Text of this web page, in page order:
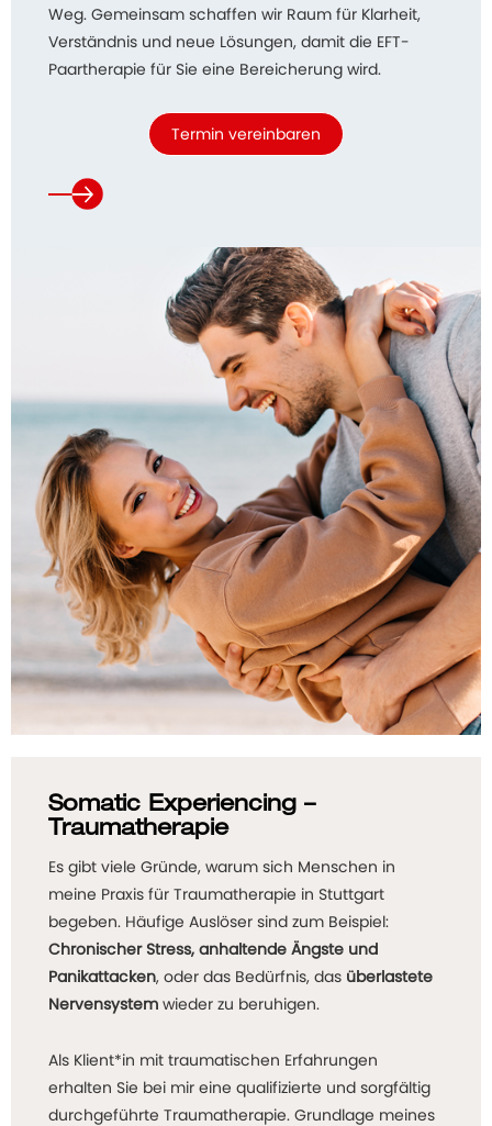
Weg. Gemeinsam schaffen wir Raum für Klarheit,
Verständnis und neue Lösungen, damit die EFT-
Paartherapie für Sie eine Bereicherung wird.
Termin vereinbaren
Somatic Experiencing –
Traumatherapie
Es gibt viele Gründe, warum sich Menschen in
meine Praxis für Traumatherapie in Stuttgart
begeben. Häufige Auslöser sind zum Beispiel:
Chronischer Stress, anhaltende Ängste und
Panikattacken, oder das Bedürfnis, das überlastete
Nervensystem wieder zu beruhigen.
Als Klient*in mit traumatischen Erfahrungen
erhalten Sie bei mir eine qualifizierte und sorgfältig
durchgeführte Traumatherapie. Grundlage meines